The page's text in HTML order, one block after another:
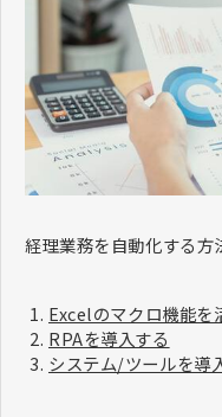
経理業務を自動化する方
Excelのマクロ機能を
RPAを導入する
システム/ツールを導